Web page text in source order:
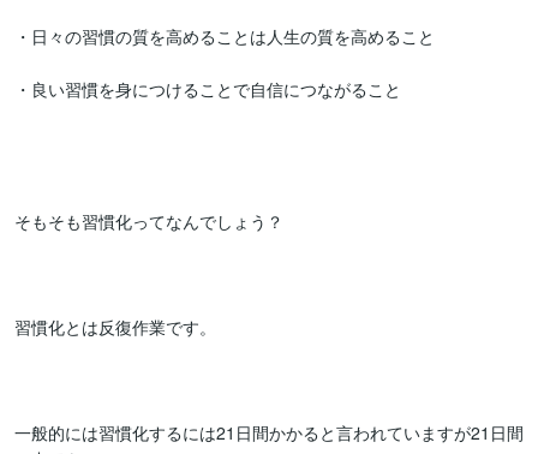
・日々の習慣の質を高めることは人生の質を高めること
・良い習慣を身につけることで自信につながること
そもそも習慣化ってなんでしょう？
習慣化とは反復作業です。
一般的には習慣化するには21日間かかると言われていますが21日間